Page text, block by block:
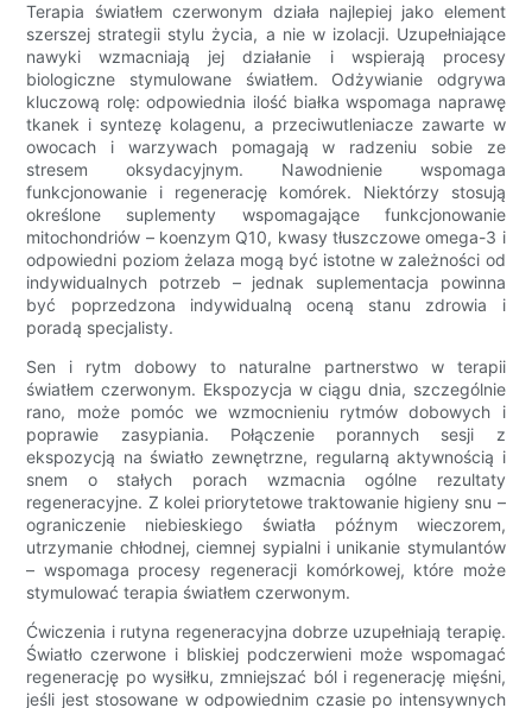
Terapia światłem czerwonym działa najlepiej jako element
szerszej strategii stylu życia, a nie w izolacji. Uzupełniające
nawyki wzmacniają jej działanie i wspierają procesy
biologiczne stymulowane światłem. Odżywianie odgrywa
kluczową rolę: odpowiednia ilość białka wspomaga naprawę
tkanek i syntezę kolagenu, a przeciwutleniacze zawarte w
owocach i warzywach pomagają w radzeniu sobie ze
stresem oksydacyjnym. Nawodnienie wspomaga
funkcjonowanie i regenerację komórek. Niektórzy stosują
określone suplementy wspomagające funkcjonowanie
mitochondriów – koenzym Q10, kwasy tłuszczowe omega-3 i
odpowiedni poziom żelaza mogą być istotne w zależności od
indywidualnych potrzeb – jednak suplementacja powinna
być poprzedzona indywidualną oceną stanu zdrowia i
poradą specjalisty.
Sen i rytm dobowy to naturalne partnerstwo w terapii
światłem czerwonym. Ekspozycja w ciągu dnia, szczególnie
rano, może pomóc we wzmocnieniu rytmów dobowych i
poprawie zasypiania. Połączenie porannych sesji z
ekspozycją na światło zewnętrzne, regularną aktywnością i
snem o stałych porach wzmacnia ogólne rezultaty
regeneracyjne. Z kolei priorytetowe traktowanie higieny snu –
ograniczenie niebieskiego światła późnym wieczorem,
utrzymanie chłodnej, ciemnej sypialni i unikanie stymulantów
– wspomaga procesy regeneracji komórkowej, które może
stymulować terapia światłem czerwonym.
Ćwiczenia i rutyna regeneracyjna dobrze uzupełniają terapię.
Światło czerwone i bliskiej podczerwieni może wspomagać
regenerację po wysiłku, zmniejszać ból i regenerację mięśni,
jeśli jest stosowane w odpowiednim czasie po intensywnych